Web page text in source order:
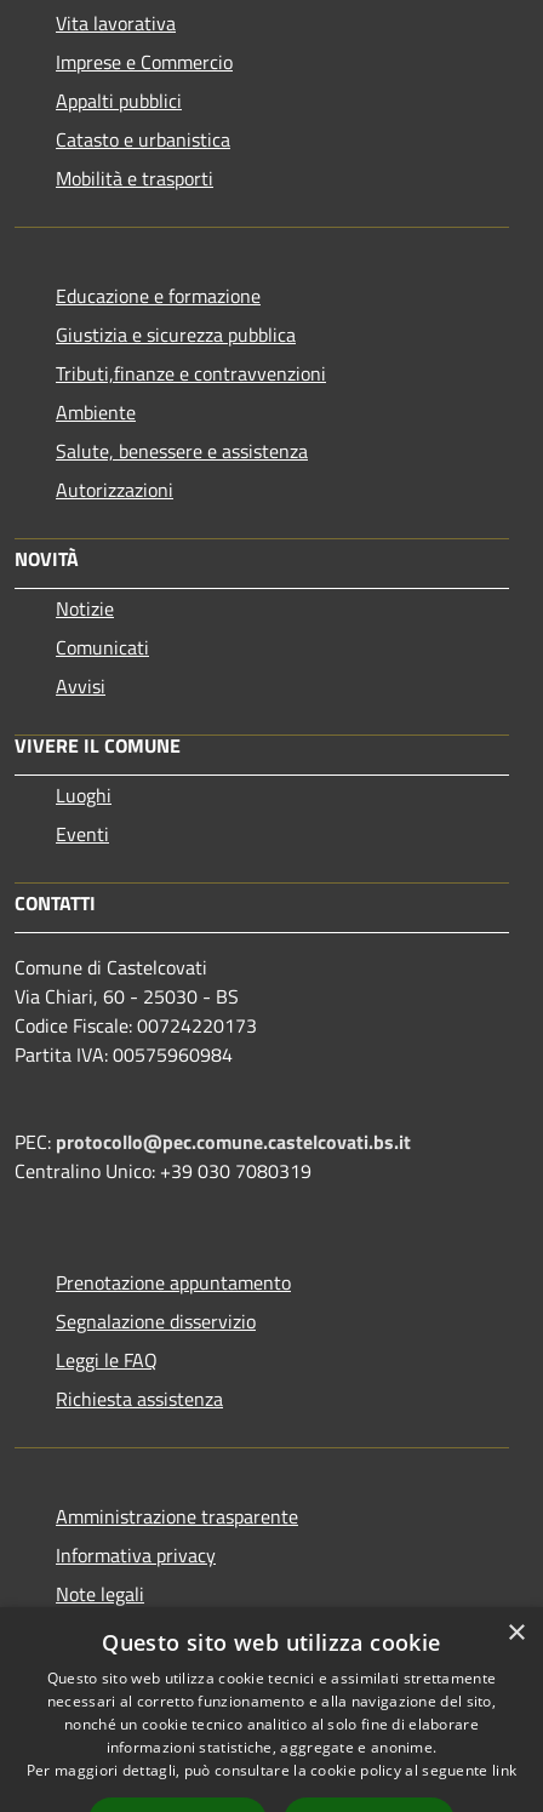
Vita lavorativa
Imprese e Commercio
Appalti pubblici
Catasto e urbanistica
Mobilità e trasporti
Educazione e formazione
Giustizia e sicurezza pubblica
Tributi,finanze e contravvenzioni
Ambiente
Salute, benessere e assistenza
Autorizzazioni
NOVITÀ
Notizie
Comunicati
Avvisi
VIVERE IL COMUNE
Luoghi
Eventi
CONTATTI
Comune di Castelcovati
Via Chiari, 60 - 25030 - BS
Codice Fiscale: 00724220173
Partita IVA: 00575960984
PEC: protocollo@pec.comune.castelcovati.bs.it
Centralino Unico: +39 030 7080319
Prenotazione appuntamento
Segnalazione disservizio
Leggi le FAQ
Richiesta assistenza
Amministrazione trasparente
Informativa privacy
Note legali
Dichiarazione di accessibilità
Accessibilità
Copyright © 2026 • Comune di
Castelcovati • Powered by
×
Questo sito web utilizza cookie
Questo sito web utilizza cookie tecnici e assimilati strettamente
necessari al corretto funzionamento e alla navigazione del sito,
nonché un cookie tecnico analitico al solo fine di elaborare
informazioni statistiche, aggregate e anonime.
Per maggiori dettagli, può consultare la cookie policy al seguente link